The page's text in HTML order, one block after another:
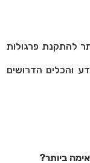
להתקנת פרגולות
והכלים הדרושים
ביותר?